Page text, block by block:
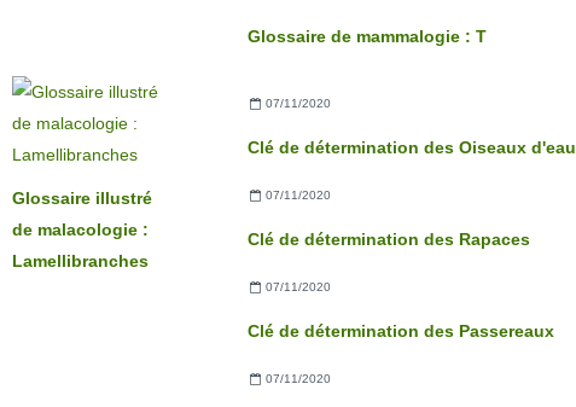
Glossaire illustré
de malacologie :
Lamellibranches
Glossaire de mammalogie : T
07/11/2020
Clé de détermination des Oiseaux d'eau
07/11/2020
Clé de détermination des Rapaces
07/11/2020
Clé de détermination des Passereaux
07/11/2020